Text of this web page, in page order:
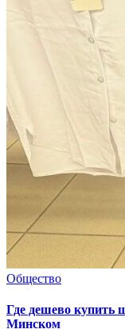
Общество
Где дешево купить
Минском